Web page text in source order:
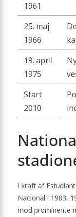
1961
25. maj
1966
19. april
1975
Start
2010
I kraft af
Nacional i 1983,
mod prominente